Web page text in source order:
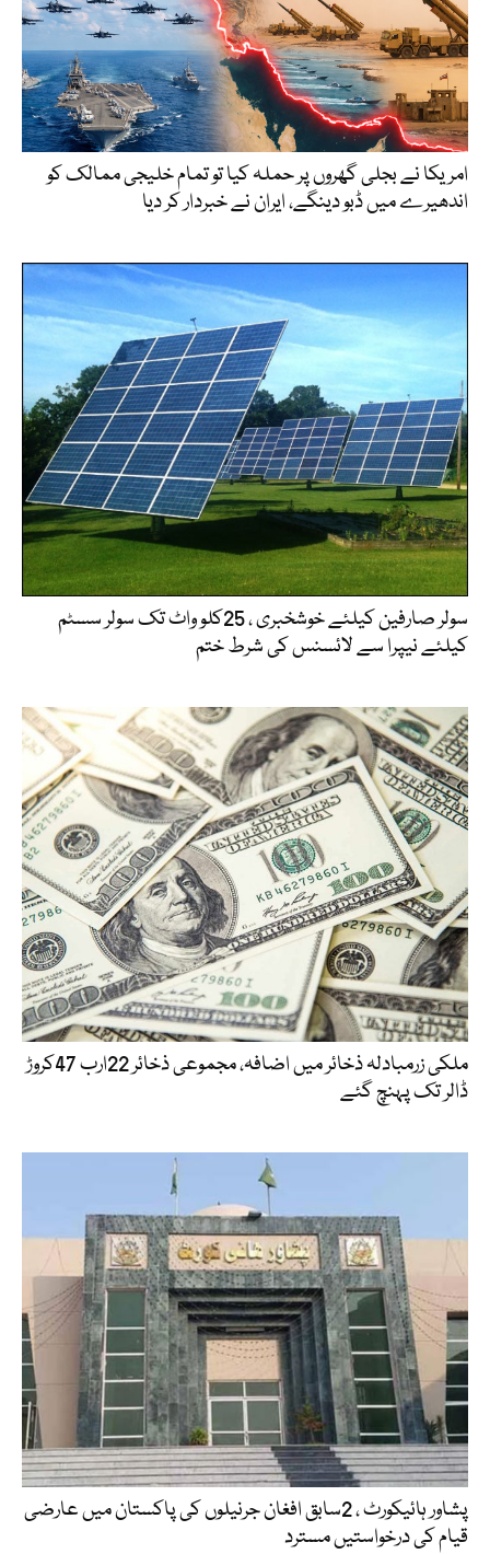
امریکا نے بجلی گھروں پر حملہ کیا تو تمام خلیجی ممالک کو
اندھیرے میں ڈبو دینگے، ایران نے خبردار کر دیا
سولر صارفین کیلئے خوشخبری ، 25کلو واٹ تک سولر سسٹم
کیلئے نیپرا سے لائسنس کی شرط ختم
ملکی زرمبادلہ ذخائر میں اضافہ، مجموعی ذخائر 22ارب 47کروڑ
ڈالر تک پہنچ گئے
پشاور ہائیکورٹ ، 2سابق افغان جرنیلوں کی پاکستان میں عارضی
قیام کی درخواستیں مسترد